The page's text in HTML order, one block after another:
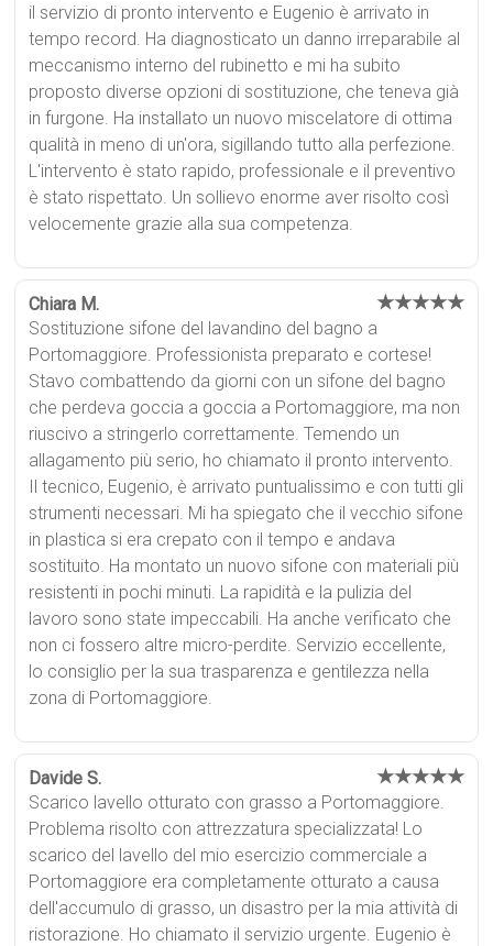
il servizio di pronto intervento e Eugenio è arrivato in
tempo record. Ha diagnosticato un danno irreparabile al
meccanismo interno del rubinetto e mi ha subito
proposto diverse opzioni di sostituzione, che teneva già
in furgone. Ha installato un nuovo miscelatore di ottima
qualità in meno di un'ora, sigillando tutto alla perfezione.
L'intervento è stato rapido, professionale e il preventivo
è stato rispettato. Un sollievo enorme aver risolto così
velocemente grazie alla sua competenza.
Chiara M. ★★★★★
Sostituzione sifone del lavandino del bagno a
Portomaggiore. Professionista preparato e cortese!
Stavo combattendo da giorni con un sifone del bagno
che perdeva goccia a goccia a Portomaggiore, ma non
riuscivo a stringerlo correttamente. Temendo un
allagamento più serio, ho chiamato il pronto intervento.
Il tecnico, Eugenio, è arrivato puntualissimo e con tutti gli
strumenti necessari. Mi ha spiegato che il vecchio sifone
in plastica si era crepato con il tempo e andava
sostituito. Ha montato un nuovo sifone con materiali più
resistenti in pochi minuti. La rapidità e la pulizia del
lavoro sono state impeccabili. Ha anche verificato che
non ci fossero altre micro-perdite. Servizio eccellente,
lo consiglio per la sua trasparenza e gentilezza nella
zona di Portomaggiore.
Davide S. ★★★★★
Scarico lavello otturato con grasso a Portomaggiore.
Problema risolto con attrezzatura specializzata! Lo
scarico del lavello del mio esercizio commerciale a
Portomaggiore era completamente otturato a causa
dell'accumulo di grasso, un disastro per la mia attività di
ristorazione. Ho chiamato il servizio urgente. Eugenio è